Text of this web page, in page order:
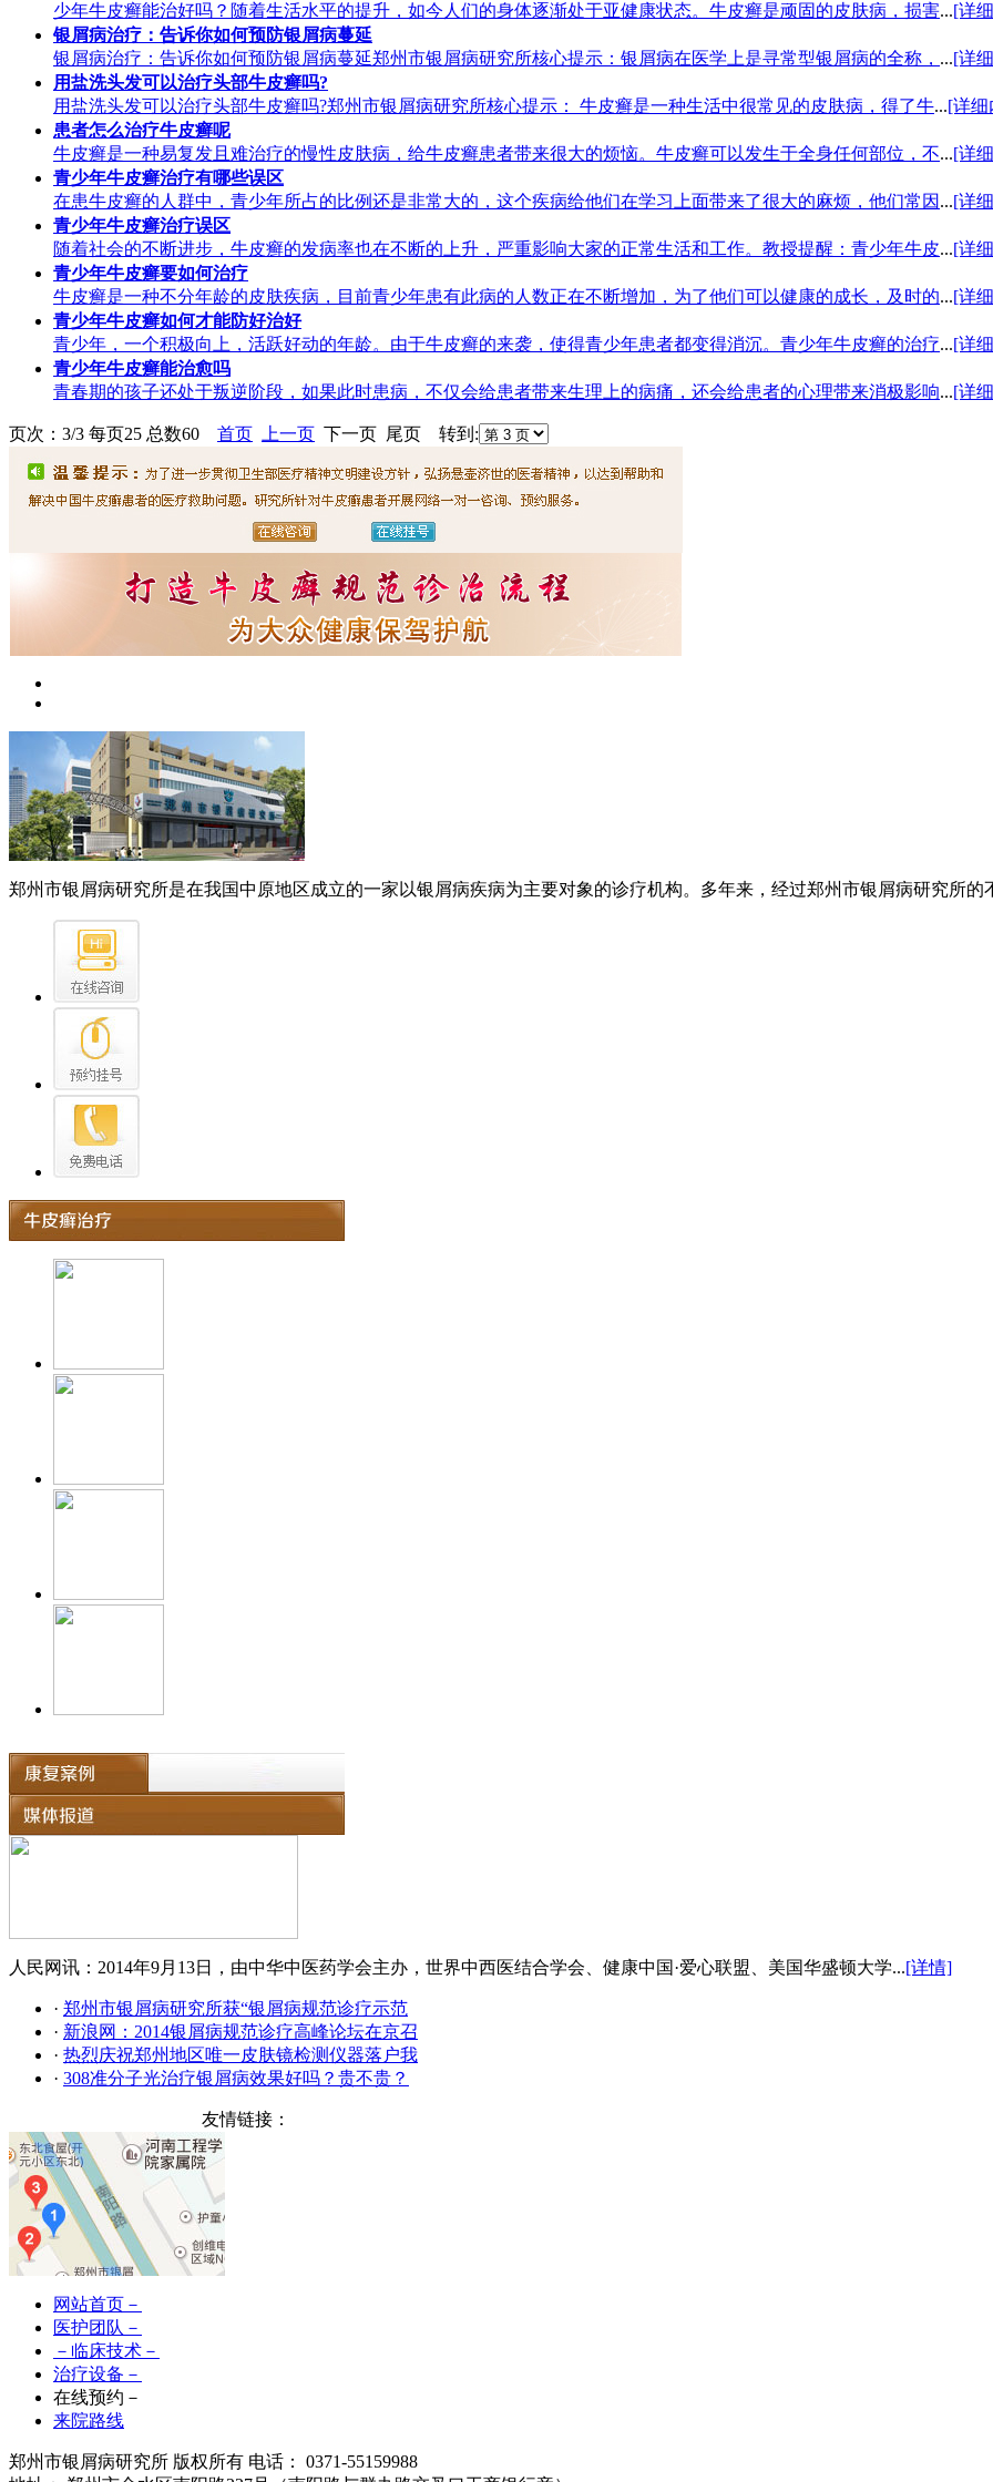
少年牛皮癣能治好吗？随着生活水平的提升，如今人们的身体逐渐处于亚健康状态。牛皮癣是顽固的皮肤病，损害...[详
银屑病治疗：告诉你如何预防银屑病蔓延
银屑病治疗：告诉你如何预防银屑病蔓延郑州市银屑病研究所核心提示：银屑病在医学上是寻常型银屑病的全称， ...[详
用盐洗头发可以治疗头部牛皮癣吗?
用盐洗头发可以治疗头部牛皮癣吗?郑州市银屑病研究所核心提示： 牛皮癣是一种生活中很常见的皮肤病，得了牛...[详细
患者怎么治疗牛皮癣呢
牛皮癣是一种易复发且难治疗的慢性皮肤病，给牛皮癣患者带来很大的烦恼。牛皮癣可以发生于全身任何部位，不...[详
青少年牛皮癣治疗有哪些误区
在患牛皮癣的人群中，青少年所占的比例还是非常大的，这个疾病给他们在学习上面带来了很大的麻烦，他们常因 ...[详
青少年牛皮癣治疗误区
随着社会的不断进步，牛皮癣的发病率也在不断的上升，严重影响大家的正常生活和工作。教授提醒：青少年牛皮...[详
青少年牛皮癣要如何治疗
牛皮癣是一种不分年龄的皮肤疾病，目前青少年患有此病的人数正在不断增加，为了他们可以健康的成长，及时的...[详
青少年牛皮癣如何才能防好治好
青少年，一个积极向上，活跃好动的年龄。由于牛皮癣的来袭，使得青少年患者都变得消沉。青少年牛皮癣的治疗...[详
青少年牛皮癣能治愈吗
青春期的孩子还处于叛逆阶段，如果此时患病，不仅会给患者带来生理上的病痛，还会给患者的心理带来消极影响...[详
页次：3/3 每页25 总数60 首页 上一页 下一页 尾页 转到:
郑州市银屑病研究所是在我国中原地区成立的一家以银屑病疾病为主要对象的诊疗机构。多年来，经过郑州市银屑病研究所的
人民网讯：2014年9月13日，由中华中医药学会主办，世界中西医结合学会、健康中国·爱心联盟、美国华盛顿大学...[详情]
· 郑州市银屑病研究所获“银屑病规范诊疗示范
· 新浪网：2014银屑病规范诊疗高峰论坛在京召
· 热烈庆祝郑州地区唯一皮肤镜检测仪器落户我
· 308准分子光治疗银屑病效果好吗？贵不贵？
友情链接：
网站首页－
医护团队－
－临床技术－
治疗设备－
在线预约－
来院路线
郑州市银屑病研究所 版权所有 电话： 0371-55159988